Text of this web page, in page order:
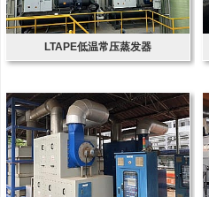
LTAPE低温常压蒸发器